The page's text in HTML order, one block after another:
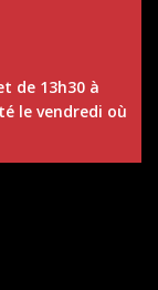
de 13h30 à
le vendredi où